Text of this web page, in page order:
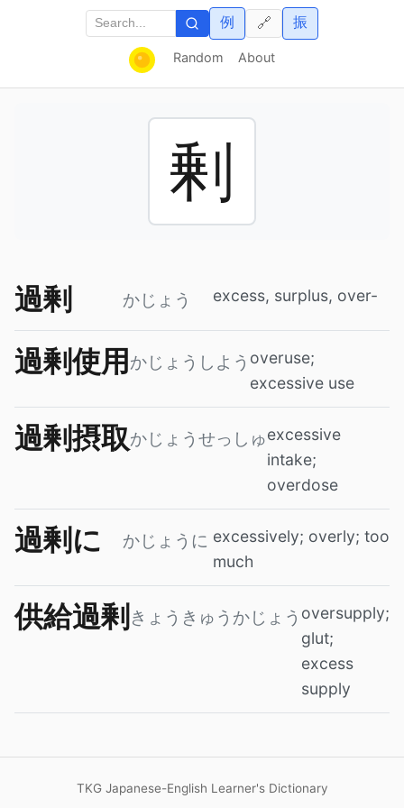
Random About
例 振
🔗
剰
過剰 かじょう excess, surplus, over-
過剰使用 かじょうしよう overuse;
excessive use
過剰摂取かじょうせっしゅexcessive
intake;
overdose
過剰に かじょうに excessively; overly; too
much
供給過剰 きょうきゅうかじょう oversupply;
glut;
excess
supply
TKG Japanese-English Learner's Dictionary